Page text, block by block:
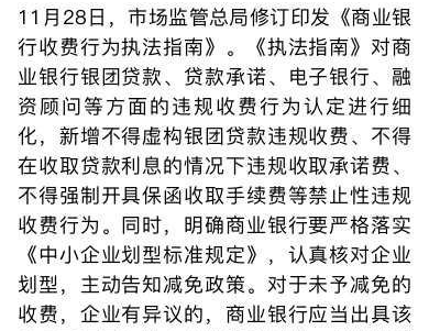
11月28日，市场监管总局修订印发《商业银
行收费行为执法指南》。《执法指南》对商
业银行银团贷款、贷款承诺、电子银行、融
资顾问等方面的违规收费行为认定进行细
化，新增不得虚构银团贷款违规收费、不得
在收取贷款利息的情况下违规收取承诺费、
不得强制开具保函收取手续费等禁止性违规
收费行为。同时，明确商业银行要严格落实
《中小企业划型标准规定》，认真核对企业
划型，主动告知减免政策。对于未予减免的
收费，企业有异议的，商业银行应当出具该